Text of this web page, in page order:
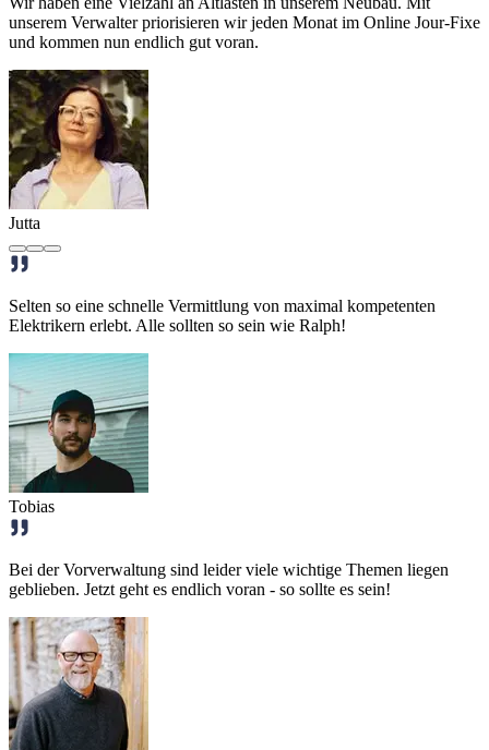
unserem Verwalter priorisieren wir jeden Monat im Online Jour-Fixe
und kommen nun endlich gut voran.
Jutta
Selten so eine schnelle Vermittlung von maximal kompetenten
Elektrikern erlebt. Alle sollten so sein wie Ralph!
Tobias
Bei der Vorverwaltung sind leider viele wichtige Themen liegen
geblieben. Jetzt geht es endlich voran - so sollte es sein!